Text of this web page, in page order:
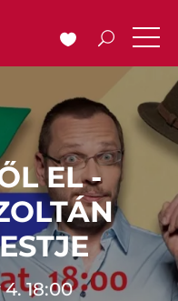
EL -
18:00